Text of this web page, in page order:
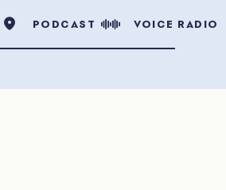
PODCAST VOICE RADIO